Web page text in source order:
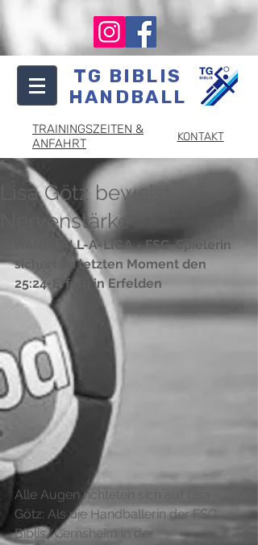
TG BIBLIS
HANDBALL
TRAININGSZEITEN &
ANFAHRT
KONTAKT
Lisa Götz beweist
Nervenstärke
HANDBALL-A-LIGA - FSG-Spielerin
sichert im letzten Moment den
25:24-Erfolg in Erfelden
Alle Augen richteten sich auf Lisa
Götz: Als die Handballerin der FSG
Biblis/Gernsheim in der